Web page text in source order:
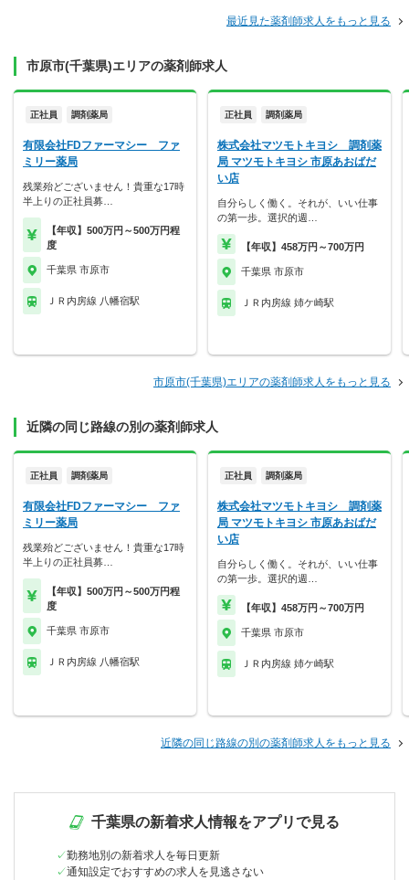
最近見た薬剤師求人をもっと見る
市原市(千葉県)エリアの薬剤師求人
正社員 調剤薬局
有限会社FDファーマシー ファ
ミリー薬局
残業殆どございません！貴重な17時
半上りの正社員募…
【年収】500万円～500万円程
度
千葉県 市原市
ＪＲ内房線 八幡宿駅
正社員 調剤薬局
株式会社マツモトキヨシ 調剤薬
局 マツモトキヨシ 市原あおばだ
い店
自分らしく働く。それが、いい仕事
の第一歩。選択的週…
【年収】458万円～700万円
千葉県 市原市
ＪＲ内房線 姉ケ崎駅
市原市(千葉県)エリアの薬剤師求人をもっと見る
近隣の同じ路線の別の薬剤師求人
正社員 調剤薬局
有限会社FDファーマシー ファ
ミリー薬局
残業殆どございません！貴重な17時
半上りの正社員募…
【年収】500万円～500万円程
度
千葉県 市原市
ＪＲ内房線 八幡宿駅
正社員 調剤薬局
株式会社マツモトキヨシ 調剤薬
局 マツモトキヨシ 市原あおばだ
い店
自分らしく働く。それが、いい仕事
の第一歩。選択的週…
【年収】458万円～700万円
千葉県 市原市
ＪＲ内房線 姉ケ崎駅
近隣の同じ路線の別の薬剤師求人をもっと見る
千葉県の新着求人情報をアプリで見る
勤務地別の新着求人を毎日更新
通知設定でおすすめの求人を見逃さない